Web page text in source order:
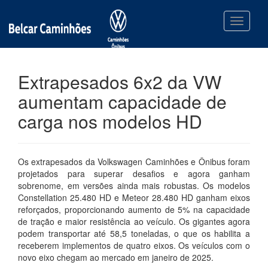
Toggle
Extrapesados 6x2 da VW
aumentam capacidade de
carga nos modelos HD
Os extrapesados da Volkswagen Caminhões e Ônibus foram
projetados para superar desafios e agora ganham
sobrenome, em versões ainda mais robustas. Os modelos
Constellation 25.480 HD e Meteor 28.480 HD ganham eixos
reforçados, proporcionando aumento de 5% na capacidade
de tração e maior resistência ao veículo. Os gigantes agora
podem transportar até 58,5 toneladas, o que os habilita a
receberem implementos de quatro eixos. Os veículos com o
novo eixo chegam ao mercado em janeiro de 2025.